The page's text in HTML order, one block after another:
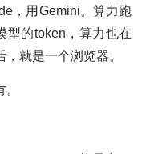
，用Gemini。算力跑
型的token，算力也在
就是一个浏览器。